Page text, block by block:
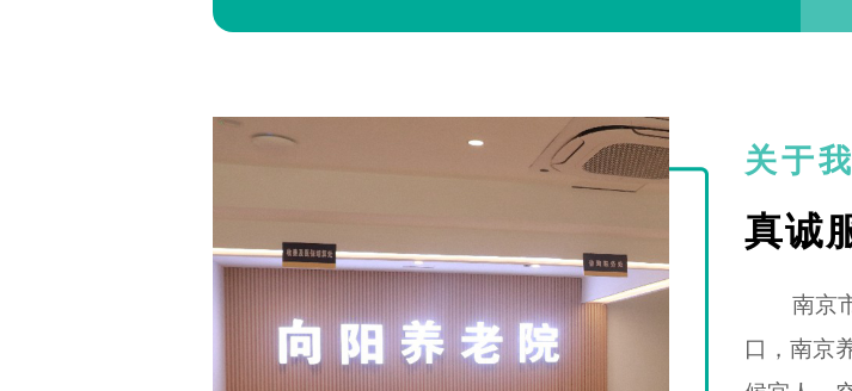
关于
真诚
南京市
口，南京